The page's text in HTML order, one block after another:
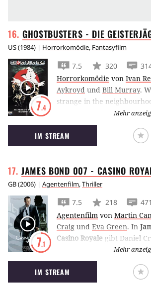
GHOSTBUSTERS - DIE
US(1984) | Horrorkomödie, Fantasyfilm
7.4
7.5 320
Horrorkomödie von Ivan
Aykroyd und Bill Murray.
strange in the
Ghostbusters!
Mehr
IM STREAM
JAMES BOND 007 - CASINO
GB(2006) | Agentenfilm,Thriller
7.1
7.5 218
471
Agentenfilm von Martin
Craig und Eva Green. In
Casino Royale gibt Daniel
Regisseur Martin Campbell
erzählt, wie der schärfste
Zeiten die Lizenz zum
Mehr
IM STREAM